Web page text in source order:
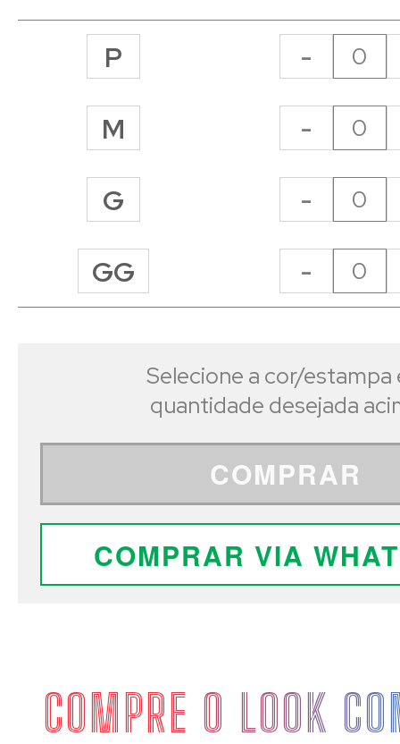
P -
M -
G -
GG -
Selecione a cor/estampa
quantidade desejada
COMPRAR
COMPRAR VIA
COMPRE O LOOK